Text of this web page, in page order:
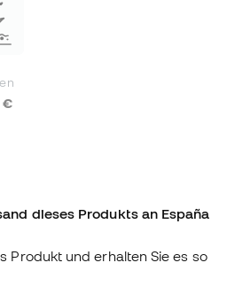
€
dieses Produkts an España
Produkt und erhalten Sie es so